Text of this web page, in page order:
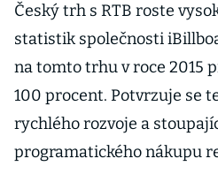
Český trh s RTB roste
statistik společnosti
na tomto trhu v roce 2015
100 procent. Potvrzuje se
rychlého rozvoje a
programatického nákupu